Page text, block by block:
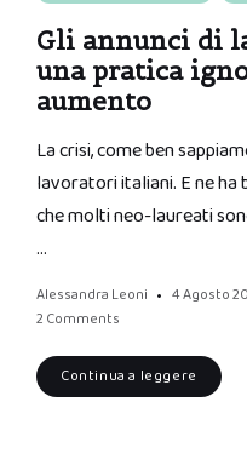
Gli annunci di
una pratica
aumento
La crisi, come ben
lavoratori italiani. E ne ha
che molti neo-laureati
…
Alessandra Leoni 4 Agosto
2 Comments
Continua a leggere